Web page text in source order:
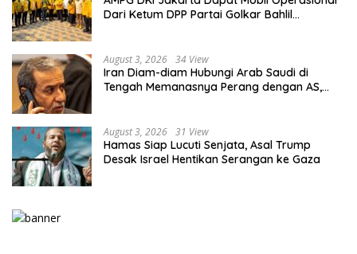
Dari Ketum DPP Partai Golkar Bahlil
August 3, 2026 34 View
Iran Diam-diam Hubungi Arab Saudi di
Tengah Memanasnya Perang dengan AS,
August 3, 2026 31 View
Hamas Siap Lucuti Senjata, Asal Trump
Desak Israel Hentikan Serangan ke Gaza